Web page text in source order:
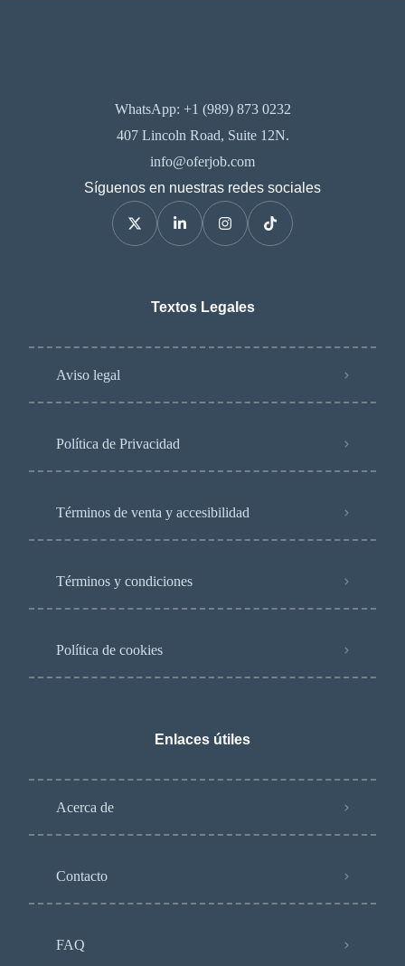
WhatsApp: +1 (989) 873 0232
407 Lincoln Road, Suite 12N.
info@oferjob.com
Síguenos en nuestras redes sociales
Textos Legales
Aviso legal
Política de Privacidad
Términos de venta y accesibilidad
Términos y condiciones
Política de cookies
Enlaces útiles
Acerca de
Contacto
FAQ